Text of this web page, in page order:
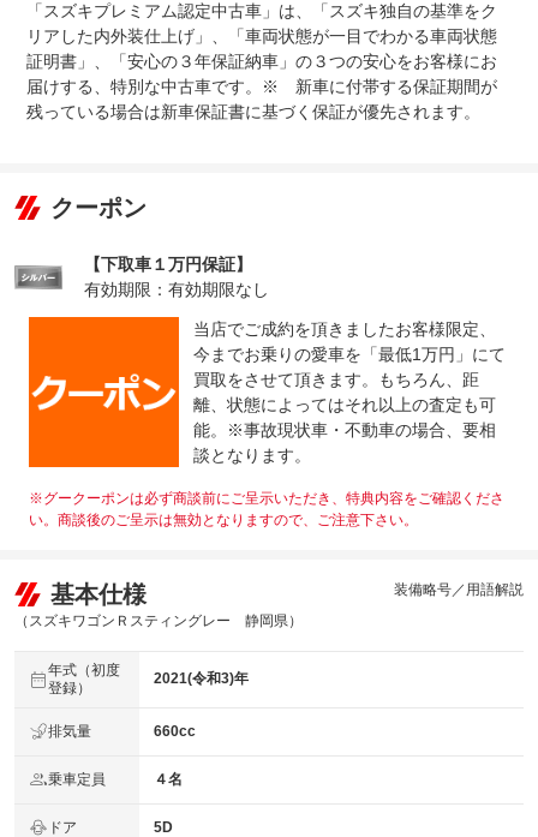
法定整備
※車検なし・車検整備付の場合は法定24ヶ月点検整備付
※商用車は6ヶ月または12ヶ月点検整備付
法定整備
について
お客様には法定１２カ月点検に加え、エアコンやオーディ
オなどの装備品までお車に合わせた点検整備をプロのスズ
キサービスマンがしっかりと作業しお車をお渡し致します
「スズキプレミアム認定中古車」は、「スズキ独自の基準をク
リアした内外装仕上げ」、「車両状態が一目でわかる車両状態
証明書」、「安心の３年保証納車」の３つの安心をお客様にお
届けする、特別な中古車です。※ 新車に付帯する保証期間が
残っている場合は新車保証書に基づく保証が優先されます。
クーポン
【下取車１万円保証】
有効期限：有効期限なし
当店でご成約を頂きましたお客様限定、
今までお乗りの愛車を「最低1万円」にて
買取をさせて頂きます。もちろん、距
離、状態によってはそれ以上の査定も可
能。※事故現状車・不動車の場合、要相
談となります。
※グークーポンは必ず商談前にご呈示いただき、特典内容をご確認くださ
い。商談後のご呈示は無効となりますので、ご注意下さい。
基本仕様
（スズキワゴンＲスティングレー 静岡県）
装備略号／用語解説
年式（初度
登録）
2021(令和3)年
排気量 660cc
乗車定員 ４名
ドア 5D